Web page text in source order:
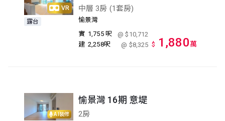
VR
露台
中層 3房 (1套房)
愉景灣
實 1,755 呎
@ $10,712
建 2,258呎 @ $8,325 $ 1,880萬
AI裝修
愉景灣 16期 意堤
2房